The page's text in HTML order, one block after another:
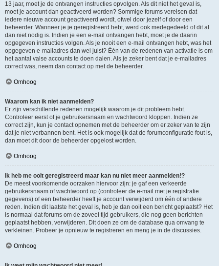
13 jaar, moet je de ontvangen instructies opvolgen. Als dit niet het geval is,
moet je account dan geactiveerd worden? Sommige forums vereisen dat
iedere nieuwe account geactiveerd wordt, ofwel door jezelf of door een
beheerder. Wanneer je je geregistreerd hebt, werd ook medegedeeld of dit al
dan niet nodig is. Indien je een e-mail ontvangen hebt, moet je de daarin
opgegeven instructies volgen. Als je nooit een e-mail ontvangen hebt, was het
opgegeven e-mailadres dan wel juist? Één van de redenen van activatie is om
het aantal valse accounts te doen dalen. Als je zeker bent dat je e-mailadres
correct was, neem dan contact op met de beheerder.
Omhoog
Waarom kan ik niet aanmelden?
Er zijn verschillende redenen mogelijk waarom je dit probleem hebt.
Controleer eerst of je gebruikersnaam en wachtwoord kloppen. Indien ze
correct zijn, kun je contact opnemen met de beheerder om er zeker van te zijn
dat je niet verbannen bent. Het is ook mogelijk dat de forumconfiguratie fout is,
dan moet dit door de beheerder opgelost worden.
Omhoog
Ik heb me ooit geregistreerd maar kan nu niet meer aanmelden!?
De meest voorkomende oorzaken hiervoor zijn: je gaf een verkeerde
gebruikersnaam of wachtwoord op (controleer de e-mail met je registratie
gegevens) of een beheerder heeft je account verwijderd om één of andere
reden. Indien dit laatste het geval is, heb je dan ooit een bericht geplaatst? Het
is normaal dat forums om de zoveel tijd gebruikers, die nog geen berichten
geplaatst hebben, verwijderen. Dit doen ze om de database qua omvang te
verkleinen. Probeer je opnieuw te registreren en meng je in de discussies.
Omhoog